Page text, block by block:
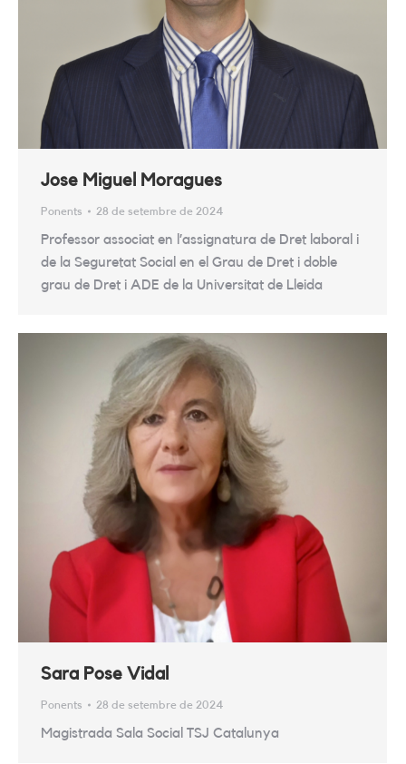
Jose Miguel Moragues
Ponents 28 de setembre de 2024
Professor associat en l’assignatura de Dret laboral i
de la Seguretat Social en el Grau de Dret i doble
grau de Dret i ADE de la Universitat de Lleida
Sara Pose Vidal
Ponents 28 de setembre de 2024
Magistrada Sala Social TSJ Catalunya